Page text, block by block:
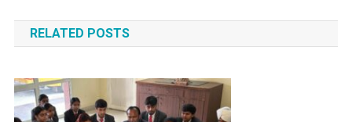
RELATED POSTS